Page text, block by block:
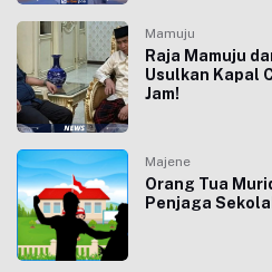
Mamuju
Raja Mamuju
Usulkan Kapal
Jam!
Majene
Orang Tua
Penjaga